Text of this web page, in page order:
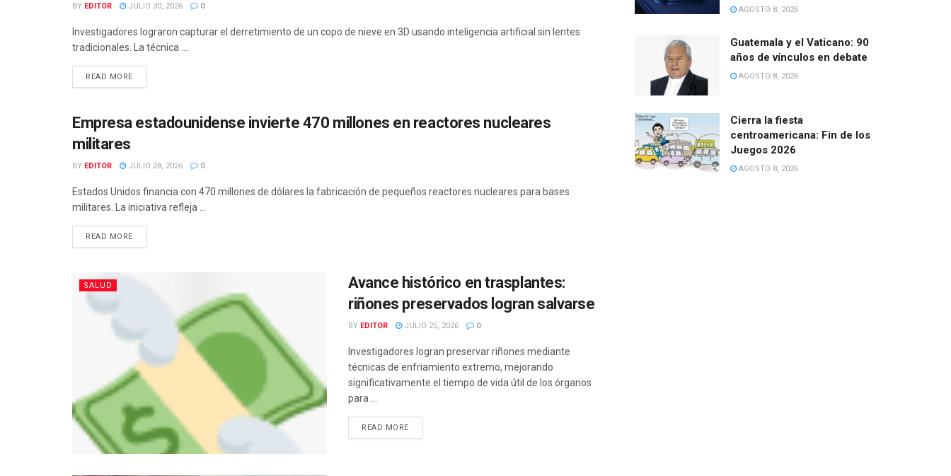
BY EDITOR JULIO 30, 2026 0
Investigadores lograron capturar el derretimiento de un copo de nieve en 3D usando inteligencia artificial sin lentes
tradicionales. La técnica ...
READ MORE
INTERNACIONAL
Empresa estadounidense invierte 470 millones en reactores nucleares
militares
BY EDITOR JULIO 28, 2026 0
Estados Unidos financia con 470 millones de dólares la fabricación de pequeños reactores nucleares para bases
militares. La iniciativa refleja ...
READ MORE
SALUD
Avance histórico en trasplantes:
riñones preservados logran salvarse
BY EDITOR JULIO 25, 2026 0
Investigadores logran preservar riñones mediante
técnicas de enfriamiento extremo, mejorando
significativamente el tiempo de vida útil de los órganos
para ...
READ MORE
AGOSTO 8, 2026
Guatemala y el Vaticano: 90
años de vínculos en debate
AGOSTO 8, 2026
Cierra la fiesta
centroamericana: Fin de los
Juegos 2026
AGOSTO 8, 2026